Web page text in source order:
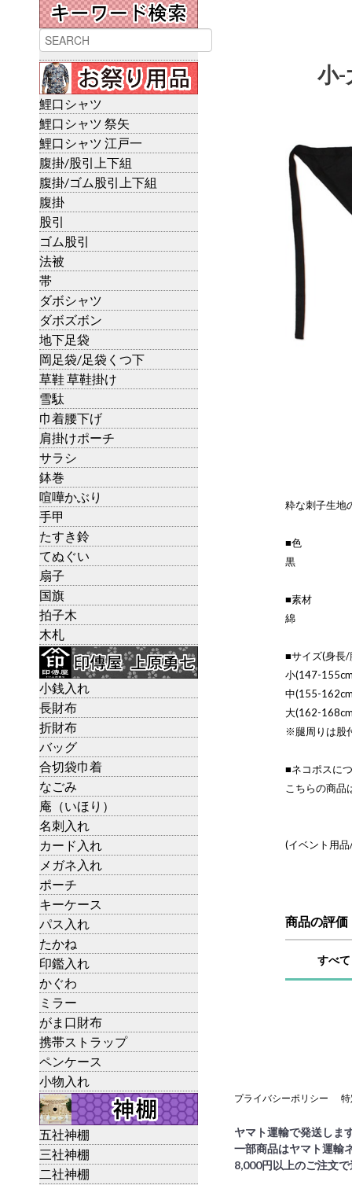
鯉口シャツ
鯉口シャツ 祭矢
鯉口シャツ 江戸一
腹掛/股引上下組
腹掛/ゴム股引上下組
腹掛
股引
ゴム股引
法被
帯
ダボシャツ
ダボズボン
地下足袋
岡足袋/足袋くつ下
草鞋 草鞋掛け
雪駄
巾着腰下げ
肩掛けポーチ
サラシ
鉢巻
喧嘩かぶり
手甲
たすき鈴
てぬぐい
扇子
国旗
拍子木
木札
小銭入れ
長財布
折財布
バッグ
合切袋巾着
なごみ
庵（いほり）
名刺入れ
カード入れ
メガネ入れ
ポーチ
キーケース
パス入れ
たかね
印鑑入れ
かぐわ
ミラー
がま口財布
携帯ストラップ
ペンケース
小物入れ
五社神棚
三社神棚
二社神棚
小
粋な刺子生地
■色
黒
■素材
綿
■サイズ(身長/
小(147-
中(155-
大(162-
※腿周りは股
■ネコポスに
こちらの商品
(イベント用
商品の評価
すべて
プライバシーポリシー
ヤマト運輸で発送しま
一部商品はヤマト運輸
8,000円以上のご注文